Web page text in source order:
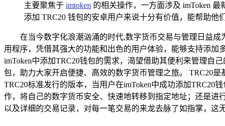
主要聚焦于 imtoken 的相关操作，一方面涉及 imToken
添加 TRC20 钱包的安卓用户来说十分有价值，能帮助他
在当今数字化浪潮汹涌的时代,数字货币交易与管理日益
用程序，凭借其强大的功能和出色的用户体验，能够支持添
imToken中添加TRC20钱包的需求，渴望借助其便利来管理自
包，助力大家开启便捷、高效的数字货币管理之旅。 TRC20
TRC20标准发行的版本，当用户在imToken中成功添加TRC20
作，将自己的数字货币安全、快速地转移到指定地址；还是进
以及详细的交易记录，对每一笔交易的来龙去脉了如指掌，这